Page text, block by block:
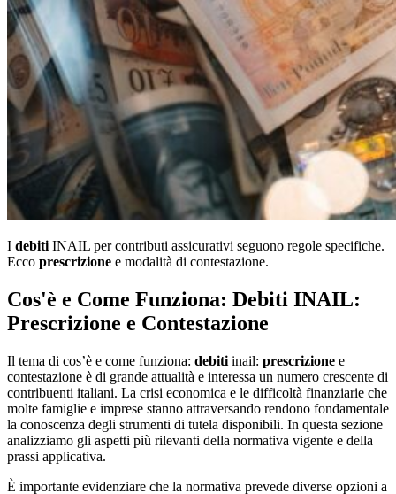
I debiti INAIL per contributi assicurativi seguono regole specifiche.
Ecco prescrizione e modalità di contestazione.
Cos'è e Come Funziona: Debiti INAIL:
Prescrizione e Contestazione
Il tema di cos’è e come funziona: debiti inail: prescrizione e
contestazione è di grande attualità e interessa un numero crescente di
contribuenti italiani. La crisi economica e le difficoltà finanziarie che
molte famiglie e imprese stanno attraversando rendono fondamentale
la conoscenza degli strumenti di tutela disponibili. In questa sezione
analizziamo gli aspetti più rilevanti della normativa vigente e della
prassi applicativa.
È importante evidenziare che la normativa prevede diverse opzioni a